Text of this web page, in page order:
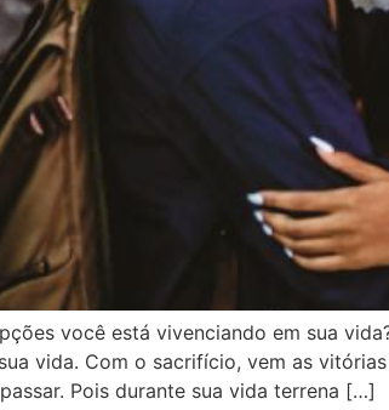
você está vivenciando em sua
vida. Com o sacrifício, vem as
Pois durante sua vida terrena […]